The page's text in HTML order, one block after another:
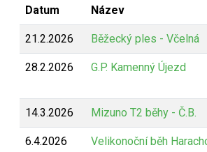
Datum Název
21.2.2026 Běžecký ples - Včelná
28.2.2026 G.P. Kamenný Újezd
14.3.2026 Mizuno T2 běhy - Č.B.
6.4.2026 Velikonoční běh